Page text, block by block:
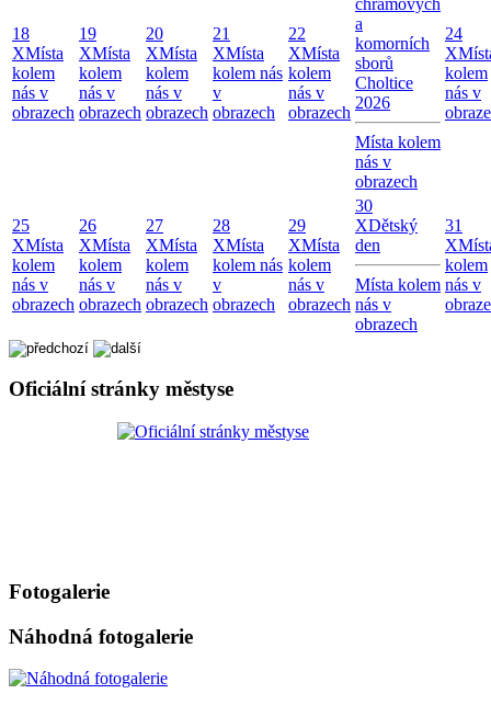
18
XMísta
kolem
nás v
obrazech
19
XMísta
kolem
nás v
obrazech
20
XMísta
kolem
nás v
obrazech
21
XMísta
kolem nás
v
obrazech
22
XMísta
kolem
nás v
obrazech
a
komorních
sborů
Choltice
2026
Místa kolem
nás v
obrazech
24
X
kolem
nás v
25
XMísta
kolem
nás v
obrazech
26
XMísta
kolem
nás v
obrazech
27
XMísta
kolem
nás v
obrazech
28
XMísta
kolem nás
v
obrazech
29
XMísta
kolem
nás v
obrazech
30
XDětský
den
Místa kolem
nás v
obrazech
31
X
kolem
nás v
Oficiální stránky městyse
Fotogalerie
Náhodná fotogalerie